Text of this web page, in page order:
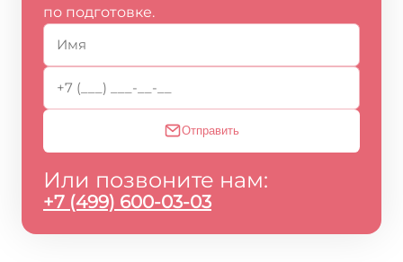
по подготовке.
Отправить
Или позвоните нам:
+7 (499) 600-03-03